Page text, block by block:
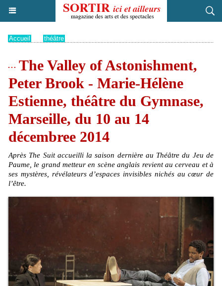
Accueil théâtre
The Valley of Astonishment,
Peter Brook - Marie-Hélène
Estienne, théâtre du Gymnase,
Marseille, du 10 au 14
décembree 2014
Après The Suit accueilli la saison dernière au Théâtre du Jeu de
Paume, le grand metteur en scène anglais revient au cerveau et à
ses mystères, révélateurs d’espaces invisibles nichés au cœur de
l’être.